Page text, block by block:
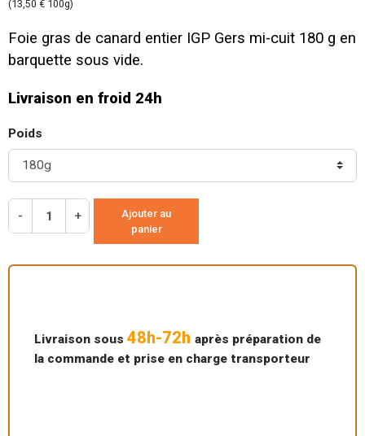
(13,50 € 100g)
Foie gras de canard entier IGP Gers mi-cuit 180 g en
barquette sous vide.
Livraison en froid 24h
Poids
- +
Ajouter au
panier
Livraison sous 48h-72h après préparation de
la commande et prise en charge transporteur